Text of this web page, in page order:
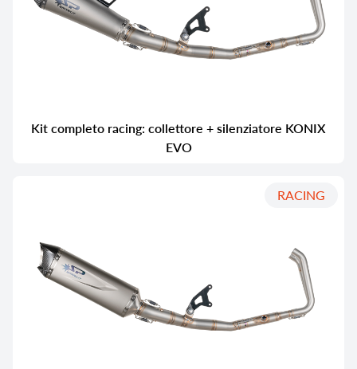
Kit completo racing: collettore + silenziatore KONIX
EVO
RACING